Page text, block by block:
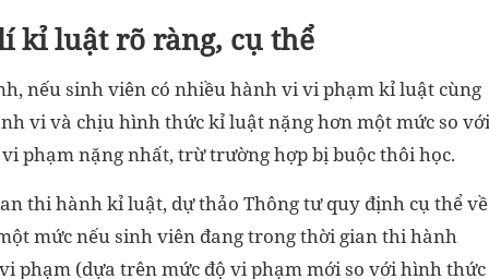
kỉ luật rõ ràng, cụ thể
nếu sinh viên có nhiều hành vi vi phạm kỉ luật cùng
vi và chịu hình thức kỉ luật nặng hơn một mức so với
phạm nặng nhất, trừ trường hợp bị buộc thôi học.
thi hành kỉ luật, dự thảo Thông tư quy định cụ thể về
mức nếu sinh viên đang trong thời gian thi hành
phạm (dựa trên mức độ vi phạm mới so với hình thức